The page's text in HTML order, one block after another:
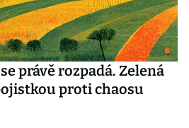
právě rozpadá. Zelená
proti chaosu